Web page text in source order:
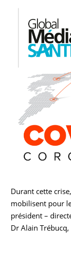
Durant cette
mobilisent pour
président –
Dr Alain